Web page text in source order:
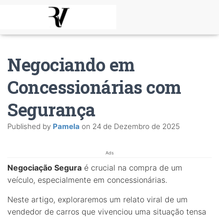
Negociando em
Concessionárias com
Segurança
Published by Pamela on 24 de Dezembro de 2025
Ads
Negociação Segura é crucial na compra de um
veículo, especialmente em concessionárias.
Neste artigo, exploraremos um relato viral de um
vendedor de carros que vivenciou uma situação tensa